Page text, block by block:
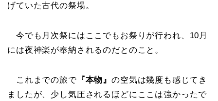
げていた古代の祭場。
今でも月次祭にはここでもお祭りが行われ、10月
には夜神楽が奉納されるのだとのこと。
これまでの旅で『本物』の空気は幾度も感じてき
ましたが、少し気圧されるほどにここは強かったで